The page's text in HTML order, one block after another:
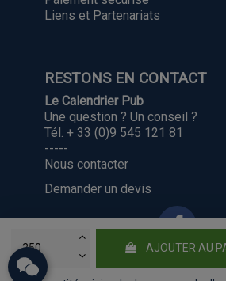
AJOUTER AU
Liens et Partenariats
RESTONS EN CONTACT
Le Calendrier Pub
Une question ? Un conseil ?
Tél. + 33 (0)9 545 121 81
-----
Nous contacter
Demander un devis